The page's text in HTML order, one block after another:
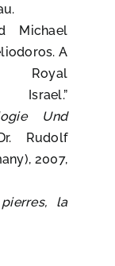
Michael
A
Royal
Israel.”
Und
Rudolf
2007,
la